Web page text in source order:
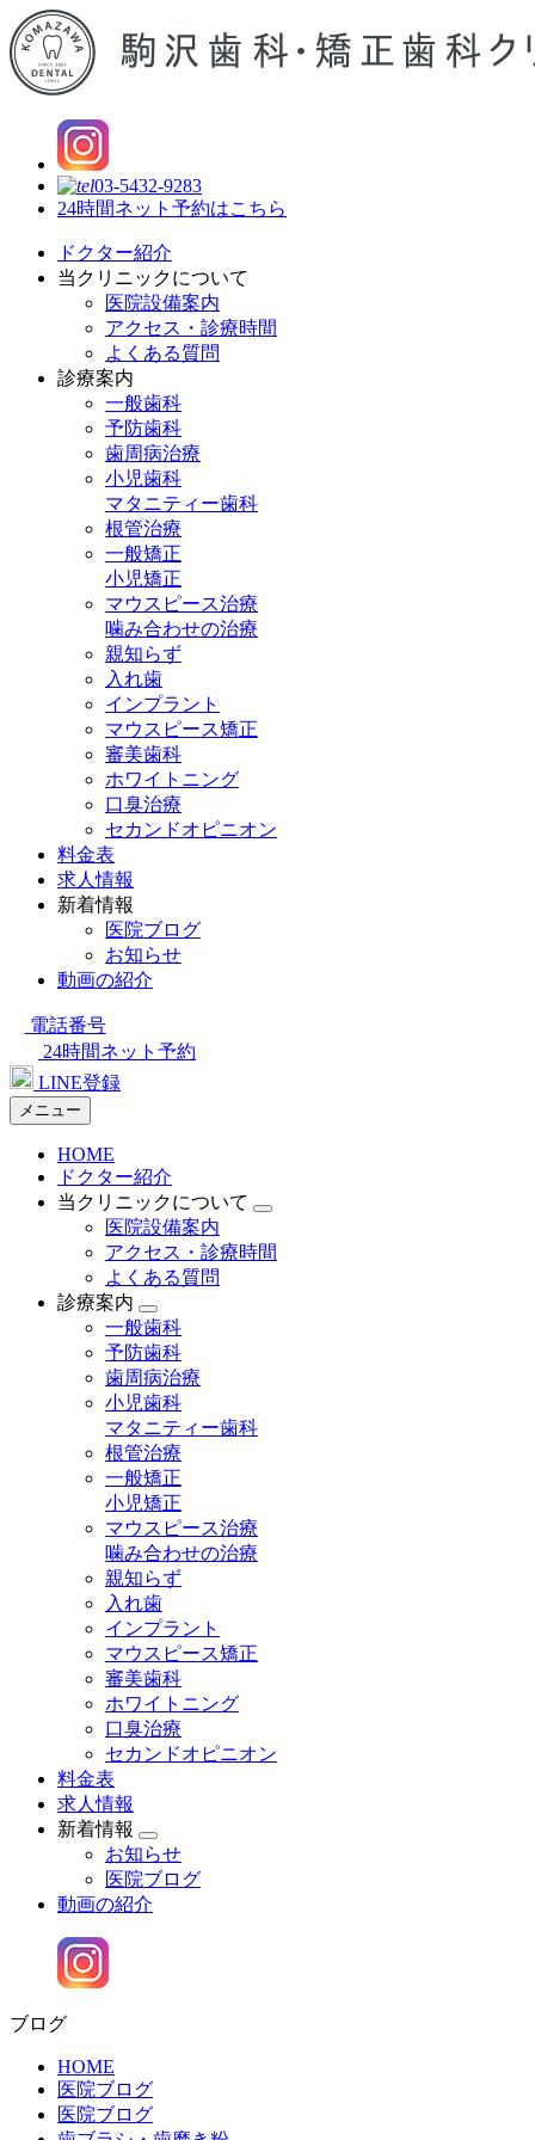
03-5432-9283
24時間ネット予約はこちら
ドクター紹介
当クリニックについて
医院設備案内
アクセス・診療時間
よくある質問
診療案内
一般歯科
予防歯科
歯周病治療
小児歯科
マタニティー歯科
根管治療
一般矯正
小児矯正
マウスピース治療
噛み合わせの治療
親知らず
入れ歯
インプラント
マウスピース矯正
審美歯科
ホワイトニング
口臭治療
セカンドオピニオン
料金表
求人情報
新着情報
医院ブログ
お知らせ
動画の紹介
電話番号
24時間ネット予約
LINE登録
メニュー
HOME
ドクター紹介
当クリニックについて
医院設備案内
アクセス・診療時間
よくある質問
診療案内
一般歯科
予防歯科
歯周病治療
小児歯科
マタニティー歯科
根管治療
一般矯正
小児矯正
マウスピース治療
噛み合わせの治療
親知らず
入れ歯
インプラント
マウスピース矯正
審美歯科
ホワイトニング
口臭治療
セカンドオピニオン
料金表
求人情報
新着情報
お知らせ
医院ブログ
動画の紹介
ブログ
HOME
医院ブログ
医院ブログ